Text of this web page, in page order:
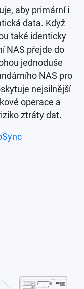
aby primární i
data. Když
také identicky
NAS přejde do
jednoduše
NAS pro
nejsilnější
operace a
ztráty dat.